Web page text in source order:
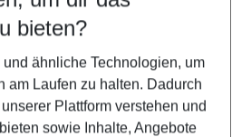
5-8 Nächte
anzeigen
bieten?
ähnliche Technologien, um
am Laufen zu halten. Dadurch
Plattform verstehen und
sowie Inhalte, Angebote